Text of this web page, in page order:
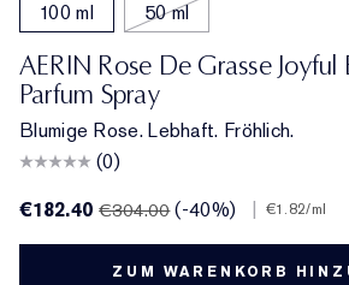
100 ml 50 ml
AERIN Rose De Grasse
Parfum Spray
Blumige Rose. Lebhaft. Fröhlich.
(0)
€182.40€304.00 (-40%) €1.82/ml
ZUM WARENKORB